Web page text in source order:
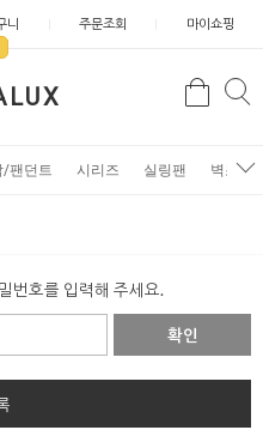
니 주문조회 마이쇼핑
검
/팬던트 시리즈 실링팬 벽조명
번호를 입력해 주세요.
확인